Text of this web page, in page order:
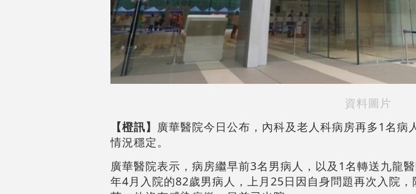
資料圖片
【橙訊】 廣華醫院今日公布，內科及老人科病房再多1名
情況穩定。
廣華醫院表示，病房繼早前3名男病人，以及1名轉送九龍
年4月入院的82歲男病人，上月25日因自身問題再次入院